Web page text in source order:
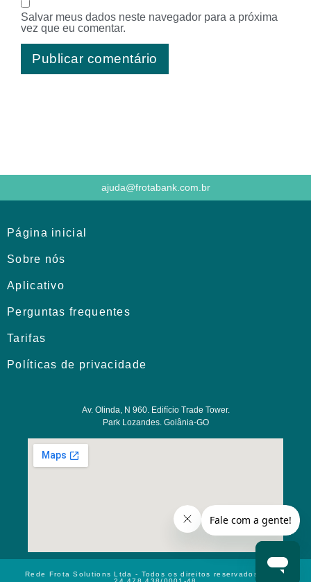
Salvar meus dados neste navegador para a próxima
vez que eu comentar.
ajuda@frotabank.com.br
Página inicial
Sobre nós
Aplicativo
Perguntas frequentes
Tarifas
Políticas de privacidade
Av. Olinda, N 960. Edifício Trade Tower.
Park Lozandes. Goiânia-GO
Rede Frota Solutions Ltda - Todos os direitos reservados CNPJ: